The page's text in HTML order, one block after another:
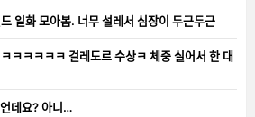
일화 모아봄. 너무 설레서 심장이 두근두근
ㅋㅋㅋㅋㅋㅋ 걸레도르 수상ㅋ 체중 실어서 한 대
아니…